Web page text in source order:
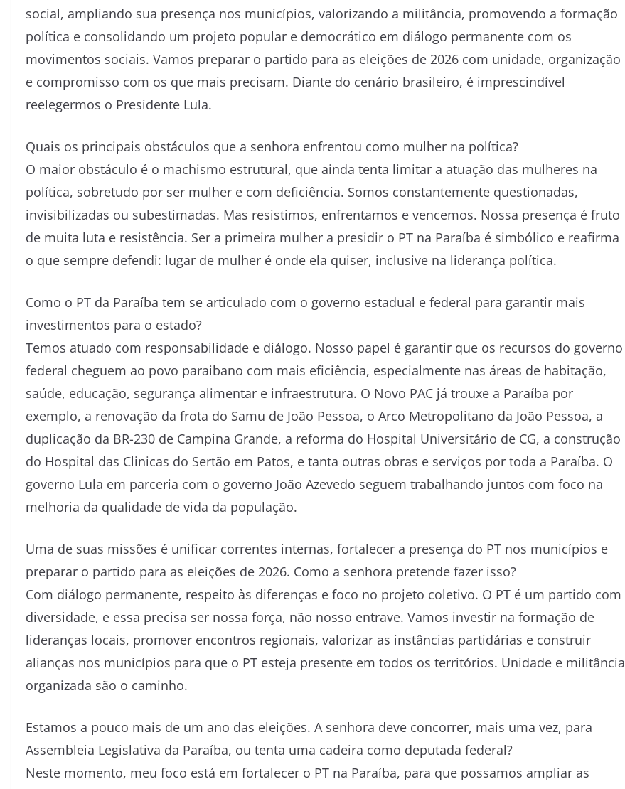
social, ampliando sua presença nos municípios, valorizando a militância, promovendo a formação
política e consolidando um projeto popular e democrático em diálogo permanente com os
movimentos sociais. Vamos preparar o partido para as eleições de 2026 com unidade, organização
e compromisso com os que mais precisam. Diante do cenário brasileiro, é imprescindível
reelegermos o Presidente Lula.
Quais os principais obstáculos que a senhora enfrentou como mulher na política?
O maior obstáculo é o machismo estrutural, que ainda tenta limitar a atuação das mulheres na
política, sobretudo por ser mulher e com deficiência. Somos constantemente questionadas,
invisibilizadas ou subestimadas. Mas resistimos, enfrentamos e vencemos. Nossa presença é fruto
de muita luta e resistência. Ser a primeira mulher a presidir o PT na Paraíba é simbólico e reafirma
o que sempre defendi: lugar de mulher é onde ela quiser, inclusive na liderança política.
Como o PT da Paraíba tem se articulado com o governo estadual e federal para garantir mais
investimentos para o estado?
Temos atuado com responsabilidade e diálogo. Nosso papel é garantir que os recursos do governo
federal cheguem ao povo paraibano com mais eficiência, especialmente nas áreas de habitação,
saúde, educação, segurança alimentar e infraestrutura. O Novo PAC já trouxe a Paraíba por
exemplo, a renovação da frota do Samu de João Pessoa, o Arco Metropolitano da João Pessoa, a
duplicação da BR-230 de Campina Grande, a reforma do Hospital Universitário de CG, a construção
do Hospital das Clinicas do Sertão em Patos, e tanta outras obras e serviços por toda a Paraíba. O
governo Lula em parceria com o governo João Azevedo seguem trabalhando juntos com foco na
melhoria da qualidade de vida da população.
Uma de suas missões é unificar correntes internas, fortalecer a presença do PT nos municípios e
preparar o partido para as eleições de 2026. Como a senhora pretende fazer isso?
Com diálogo permanente, respeito às diferenças e foco no projeto coletivo. O PT é um partido com
diversidade, e essa precisa ser nossa força, não nosso entrave. Vamos investir na formação de
lideranças locais, promover encontros regionais, valorizar as instâncias partidárias e construir
alianças nos municípios para que o PT esteja presente em todos os territórios. Unidade e militância
organizada são o caminho.
Estamos a pouco mais de um ano das eleições. A senhora deve concorrer, mais uma vez, para
Assembleia Legislativa da Paraíba, ou tenta uma cadeira como deputada federal?
Neste momento, meu foco está em fortalecer o PT na Paraíba, para que possamos ampliar as